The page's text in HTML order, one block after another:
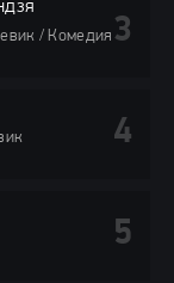
/ Комедия